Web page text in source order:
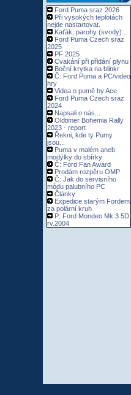
Ford Puma sraz 2026
Při vysokých teplotách
nejde nastartovat.
Kaťák, parohy (svody)
Ford Puma Czech sraz
2025
PF 2025
Cvakání při přidání plynu
Boční krytka na blinkr
Č: Ford Puma a PC/video
hry
Videa o pumě by Ace
Ford Puma Czech sraz
2024
Napsali o nás...
Oldtimer Bohemia Rally
2023 - report
Řekni, kde ty Pumy
jsou...
Puma v malém aneb
modýlky do sbírky
Č: Ford Fan Award
Prodám rozpěru OMP
Č: Jak do servisního
módu palubního PC
Články
Expedice starým Fordem
za polární kruh
P: Ford Mondeo Mk.3 5D
rv.2004